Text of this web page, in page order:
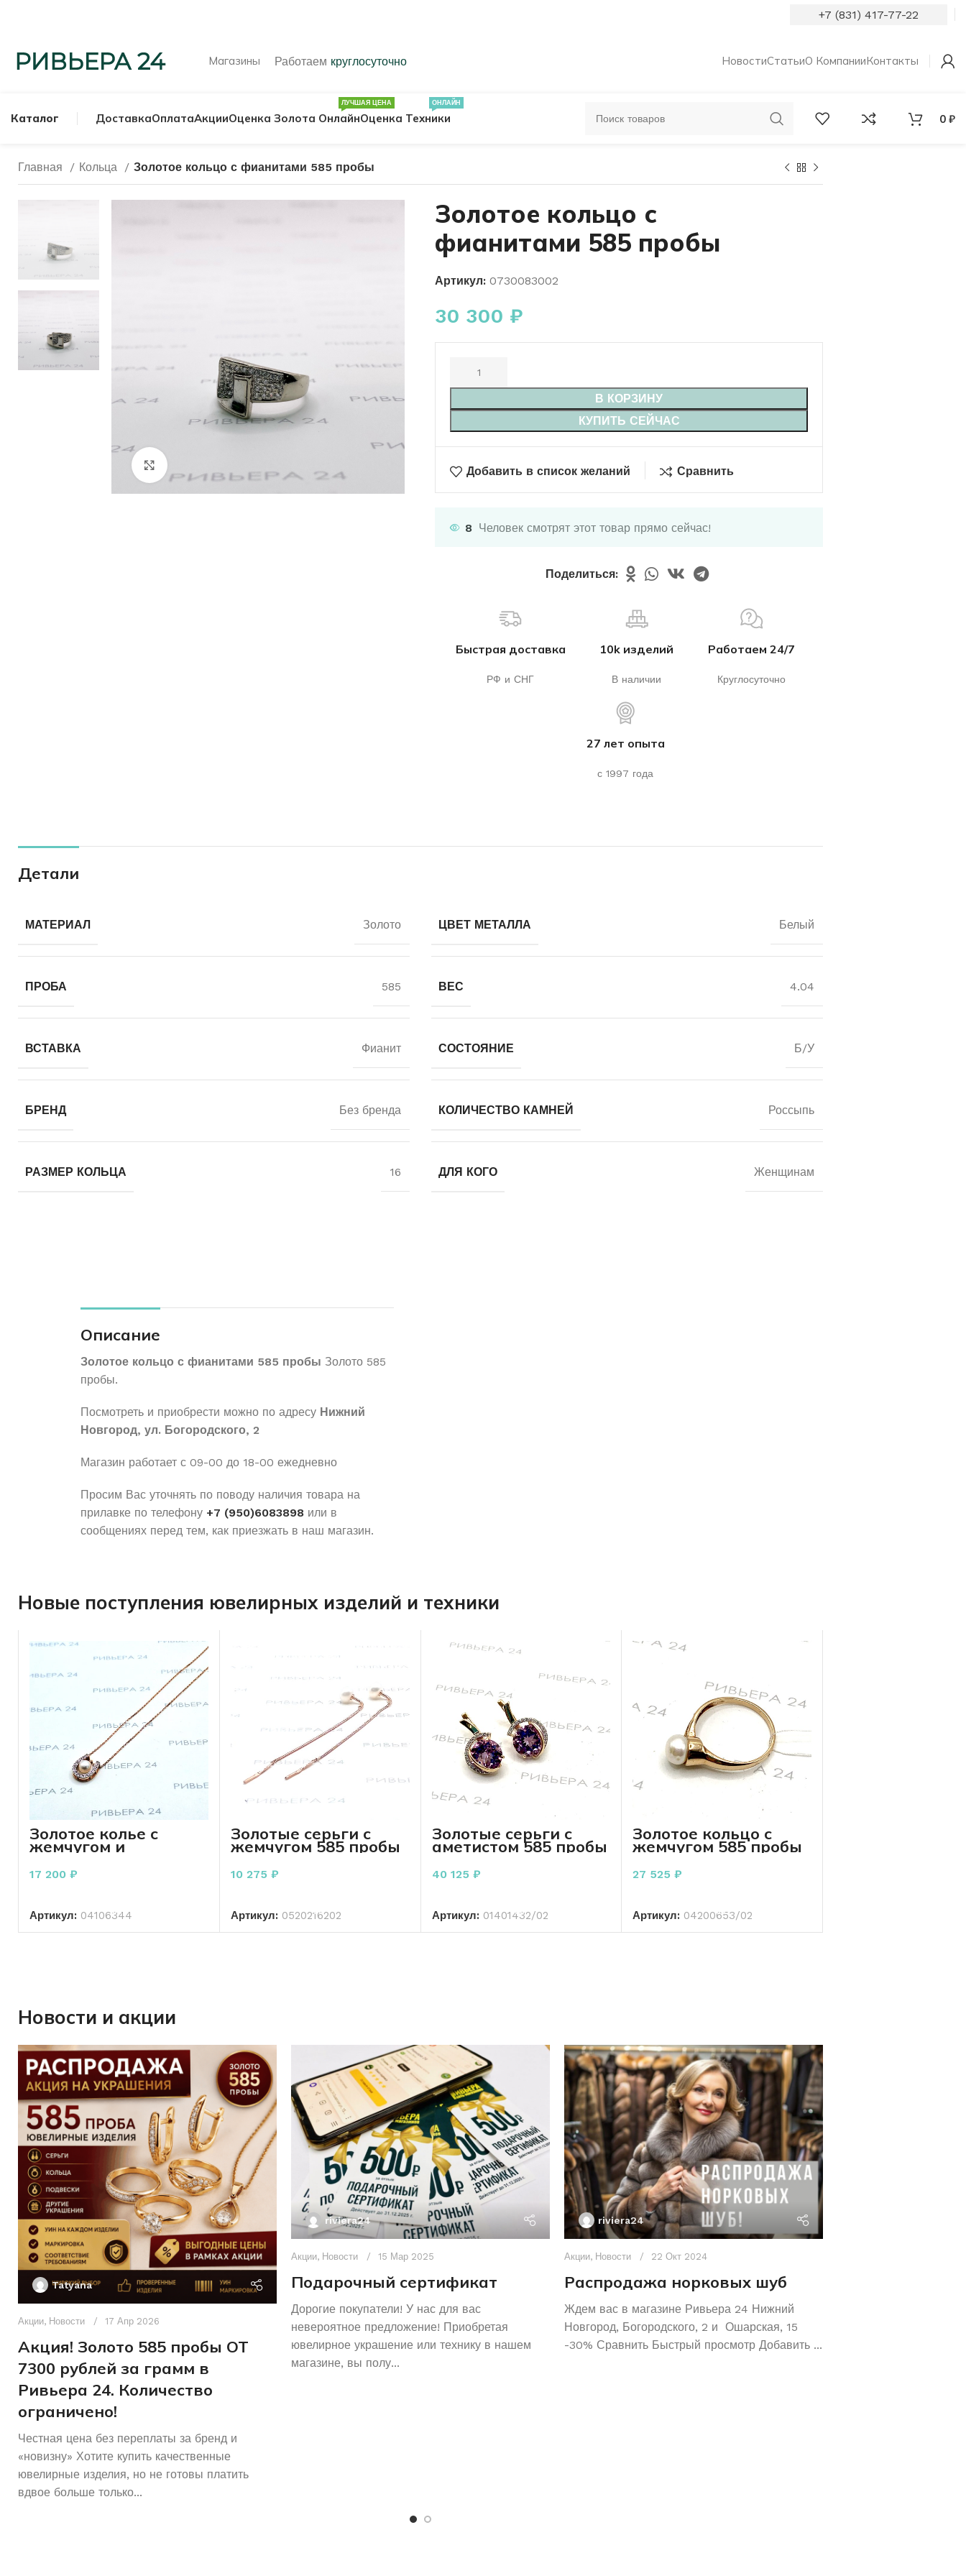
+7 (831) 417-77-22
Магазины Работаем круглосуточно НовостиСтатьиО КомпанииКонтакты
Каталог
МУЖСКИЕ КОЛЬЦА ПЕЧАТКИ КОЛЬЦА 583 ПРОБЫ
ОБРУЧАЛЬНЫЕ
КОЛЬЦА С
ДоставкаОплатаАкцииОценка Золота Онлайн
ЛУЧШАЯ ЦЕНА
Оценка Техники
ОНЛАЙН
0 ₽
Главная Кольца Золотое кольцо с фианитами 585 пробы
Нажмите, чтобы увеличить
Золотое кольцо с
фианитами 585 пробы
Артикул: 0730083002
30 300 ₽
В КОРЗИНУ
КУПИТЬ СЕЙЧАС
Добавить в список желаний Сравнить
8 Человек смотрят этот товар прямо сейчас!
Поделиться:
Быстрая доставка
РФ и СНГ
10k изделий
В наличии
Работаем 24/7
Круглосуточно
27 лет опыта
с 1997 года
Детали
МАТЕРИАЛ Золото ЦВЕТ МЕТАЛЛА Белый
ПРОБА 585 ВЕС 4.04
ВСТАВКА Фианит СОСТОЯНИЕ Б/У
БРЕНД Без бренда КОЛИЧЕСТВО КАМНЕЙ Россыпь
РАЗМЕР КОЛЬЦА 16 ДЛЯ КОГО Женщинам
Описание
Золотое кольцо с фианитами 585 пробы Золото 585
пробы.
Посмотреть и приобрести можно по адресу Нижний
Новгород, ул. Богородского, 2
Магазин работает с 09-00 до 18-00 ежедневно
Просим Вас уточнять по поводу наличия товара на
прилавке по телефону +7 (950)6083898 или в
сообщениях перед тем, как приезжать в наш магазин.
Новые поступления ювелирных изделий и техники
Золотое колье с
жемчугом и
фианитами 585
проба 2.15 грамм 45
см
17 200 ₽
Артикул: 04106344
Золотые серьги с
жемчугом 585 пробы
1.37 грамма
10 275 ₽
Артикул: 0520216202
Золотые серьги с
аметистом 585 пробы
5.35 грамма
40 125 ₽
Артикул: 01401432/02
Золотое кольцо с
жемчугом 585 пробы
3.67 грамма р. 20
27 525₽
Артикул: 04200653/02
Новости и акции
Tatyana
Акции, Новости 17 Апр 2026
Акция! Золото 585 пробы ОТ
7300 рублей за грамм в
Ривьера 24. Количество
ограничено!
Честная цена без переплаты за бренд и
«новизну» Хотите купить качественные
ювелирные изделия, но не готовы платить
вдвое больше только...
riviera24
Акции, Новости 15 Мар 2025
Подарочный сертификат
Дорогие покупатели! У нас для вас
невероятное предложение! Приобретая
ювелирное украшение или технику в нашем
магазине, вы полу...
riviera24
Акции, Новости 22 Окт 2024
Распродажа норковых шуб
Ждем вас в магазине Ривьера 24 Нижний
Новгород, Богородского, 2 и Ошарская, 15
-30% Сравнить Быстрый просмотр Добавить ...